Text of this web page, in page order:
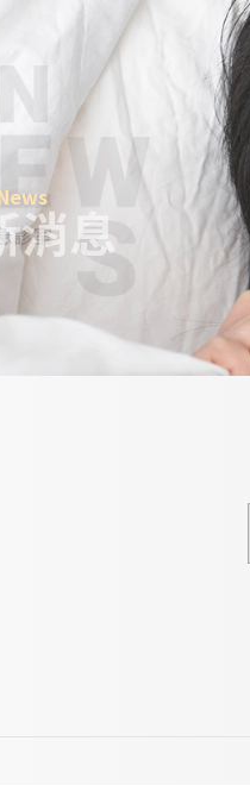
消息